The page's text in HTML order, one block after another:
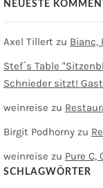
NEUESTE
Axel Tillert zu Bianc,
Stef´s Table
Schnieder sitzt!
weinreise zu
Birgit Podhorny zu
weinreise zu Pure C,
SCHLAGWÖRTER